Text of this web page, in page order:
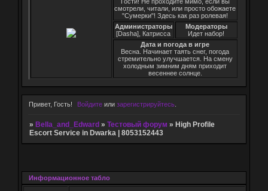
смотрели, читали, или просто обожаете
"Сумерки"! Здесь как раз ролевая!
Администраторы
[Dasha], Катрисса
Модераторы
Идет набор!
Дата и погода в игре
Весна. Начинает таять снег, погода
стремительно улучшается. На смену
холодным зимним дням приходит
весеннее солнце.
Привет, Гость! Войдите илизарегистрируйтесь
» Bella_and_Edward » Тестовый форум » High Profile
Escort Service in Dwarka | 8053152443
Информационное табло